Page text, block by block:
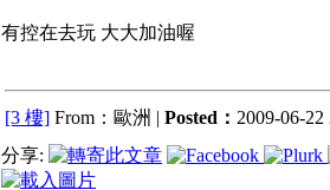
有控在去玩 大大加油喔
[3 樓] From：歐洲 | Posted： 2009-06-22
分享: